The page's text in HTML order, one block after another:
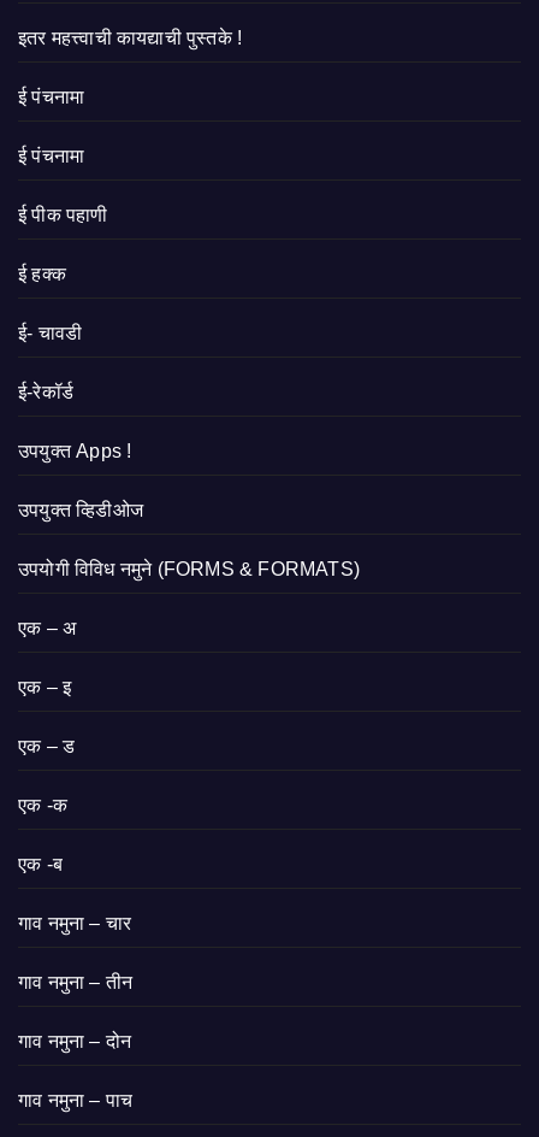
इतर महत्त्वाची कायद्याची पुस्तके !
ई पंचनामा
ई पंचनामा
ई पीक पहाणी
ई हक्क
ई- चावडी
ई-रेकॉर्ड
उपयुक्त Apps !
उपयुक्त व्हिडीओज
उपयोगी विविध नमुने (FORMS & FORMATS)
एक – अ
एक – इ
एक – ड
एक -क
एक -ब
गाव नमुना – चार
गाव नमुना – तीन
गाव नमुना – दोन
गाव नमुना – पाच